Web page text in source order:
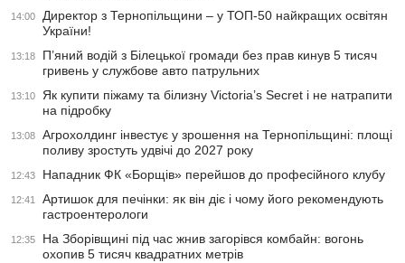
14:00
Директор з Тернопільщини – у ТОП-50 найкращих освітян
України!
13:18
П’яний водій з Білецької громади без прав кинув 5 тисяч
гривень у службове авто патрульних
13:10
Як купити піжаму та білизну Victoria’s Secret і не натрапити
на підробку
13:08
Агрохолдинг інвестує у зрошення на Тернопільщині: площі
поливу зростуть удвічі до 2027 року
12:43 Нападник ФК «Борщів» перейшов до професійного клубу
12:41
Артишок для печінки: як він діє і чому його рекомендують
гастроентерологи
12:35
На Зборівщині під час жнив загорівся комбайн: вогонь
охопив 5 тисяч квадратних метрів